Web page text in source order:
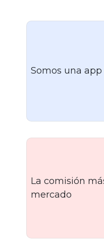
Somos una app
La comisión
mercado